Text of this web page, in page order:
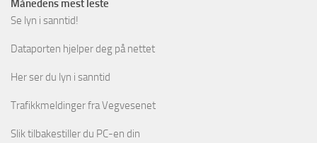
Månedens mest leste
Se lyn i sanntid!
Dataporten hjelper deg på nettet
Her ser du lyn i sanntid
Trafikkmeldinger fra Vegvesenet
Slik tilbakestiller du PC-en din